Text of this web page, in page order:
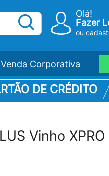
Olá!
Fazer
ou
Venda Corporativa
DE CRÉDITO
Vinho XPRO